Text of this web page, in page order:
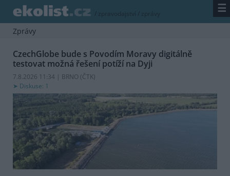
/ zpravodajství / zprávy ☰
Zprávy
CzechGlobe bude s Povodím Moravy digitálně
testovat možná řešení potíží na Dyji
7.8.2026 11:34 | BRNO (ČTK)
Diskuse: 1